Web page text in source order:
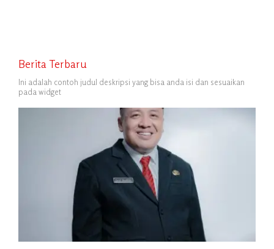
Berita Terbaru
Ini adalah contoh judul deskripsi yang bisa anda isi dan sesuaikan
pada widget